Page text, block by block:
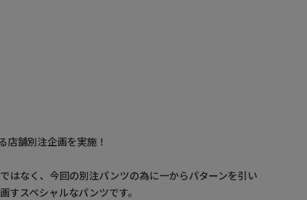
店舗別注企画を実施！
はなく、今回の別注パンツの為に一からパターンを引い
すスペシャルなパンツです。